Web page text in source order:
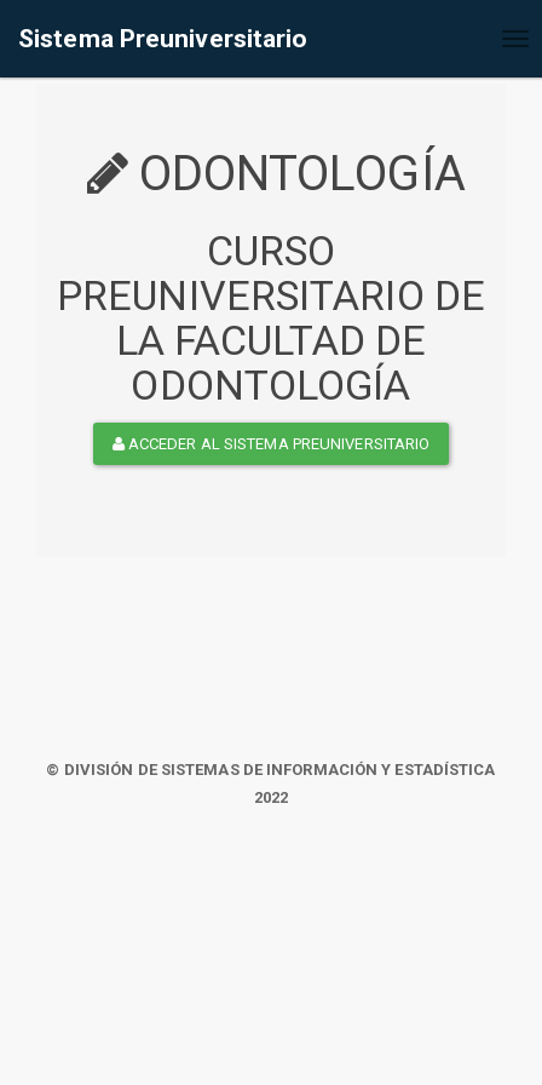
Sistema Preuniversitario
ODONTOLOGÍA
CURSO
PREUNIVERSITARIO DE
LA FACULTAD DE
ODONTOLOGÍA
ACCEDER AL SISTEMA PREUNIVERSITARIO
© DIVISIÓN DE SISTEMAS DE INFORMACIÓN Y ESTADÍSTICA
2022